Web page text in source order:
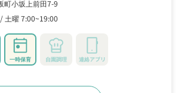
町小坂上前田7-9
土曜 7:00~19:00
一時保育 自園調理 連絡アプリ